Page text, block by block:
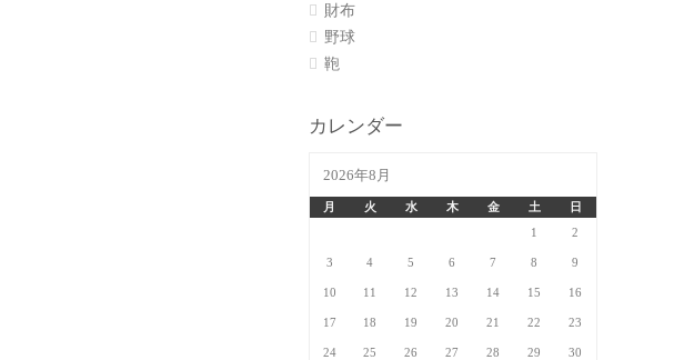
財布
野球
鞄
カレンダー
2026年8月
月 火 水 木 金 土
日
1
2
3 4 5 6 7 8 9
10 11 12 13 14 15 16
17 18 19 20 21 22 23
24 25 26 27 28 29 30